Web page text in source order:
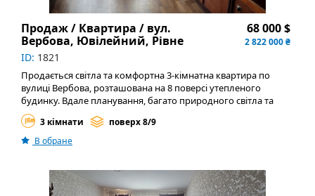
Продаж / Квартира / вул.
Вербова, Ювілейний, Рівне
ID: 1821
68 000 $
2 822 000 ₴
Продається світла та комфортна 3-кімнатна квартира по
вулиці Вербова, розташована на 8 поверсі утепленого
будинку. Вдале планування, багато природного світла та
затишна атмосфера — чудовий варіант для комфортного
проживання.
3 кімнати
поверх 8/9
В обране